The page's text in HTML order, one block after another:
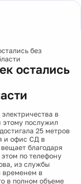
без
остались
в
послужил
25 метров
и офис СД в
благодаря
по телефону
из службы
временем в
в полном объеме